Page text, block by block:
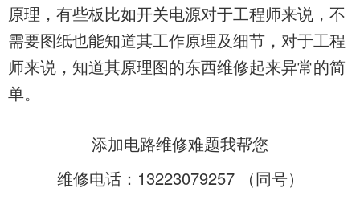
原理，有些板比如开关电源对于工程师来说，不
需要图纸也能知道其工作原理及细节，对于工程
师来说，知道其原理图的东西维修起来异常的简
单。
添加电路维修难题我帮您
维修电话：13223079257 （同号）